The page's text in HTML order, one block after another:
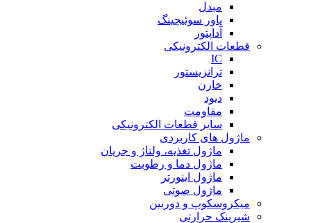
مبدل
پاور سوئیچینگ
آداپتور
قطعات الکترونیکی
IC
ترانزیستور
خازن
دیود
مقاومت
سایر قطعات الکترونیکی
ماژول های کاربردی
ماژول تغذیه، ولتاژ و جریان
ماژول دما و رطوبت
ماژول اینورتر
ماژول صوتی
میکروسکوپ و دوربین
شیرینک حرارتی